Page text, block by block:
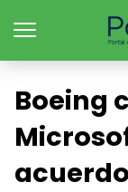
Boeing